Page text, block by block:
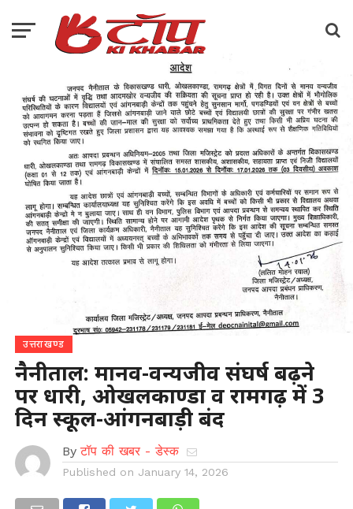
उत्तराखण्ड
नैनीताल: मानव-वन्यजीव संघर्ष बढ़ने
पर धारी, ओखलकाण्डा व रामगढ़ में 3
दिन स्कूल-आंगनबाड़ी बंद
By टॉप की खबर - डेस्क
Published on January 14, 2026